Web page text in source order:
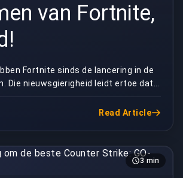
van Fortnite,
Fortnite sinds de lancering in de
Die nieuwsgierigheid leidt ertoe dat
beste en meest opwindende ...
Read Article
3 min